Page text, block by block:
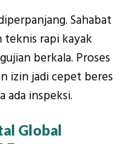
Sahabat
teknis rapi kayak
berkala. Proses
izin jadi cepet beres
ada inspeksi.
Global